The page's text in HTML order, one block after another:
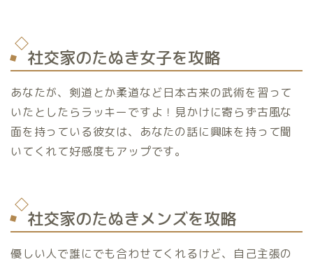
社交家のたぬき女子を攻略
あなたが、剣道とか柔道など日本古来の武術を習って
いたとしたらラッキーですよ！見かけに寄らず古風な
面を持っている彼女は、あなたの話に興味を持って聞
いてくれて好感度もアップです。
社交家のたぬきメンズを攻略
優しい人で誰にでも合わせてくれるけど、自己主張の